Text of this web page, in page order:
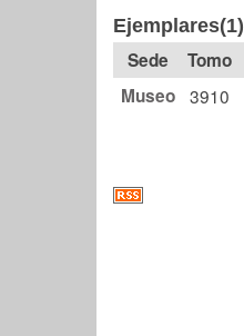
Ejemplares(1)
Tomo
Museo 3910